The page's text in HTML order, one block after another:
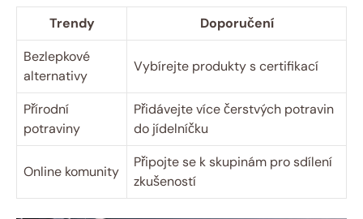
Trendy
Doporučení
Bezlepkové
alternativy
Vybírejte produkty ⁤s certifikací
Přírodní
potraviny
Přidávejte více čerstvých potravin
do jídelníčku
Online komunity
Připojte se k skupinám pro sdílení
zkušeností